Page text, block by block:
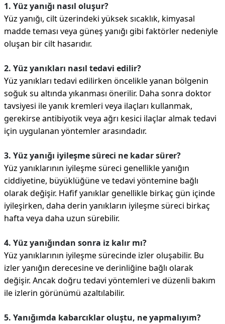
1. Yüz yanığı nasıl oluşur?
Yüz yanığı, cilt üzerindeki yüksek sıcaklık, kimyasal
madde teması veya güneş yanığı gibi faktörler nedeniyle
oluşan bir cilt hasarıdır.
2. Yüz yanıkları nasıl tedavi edilir?
Yüz yanıkları tedavi edilirken öncelikle yanan bölgenin
soğuk su altında yıkanması önerilir. Daha sonra doktor
tavsiyesi ile yanık kremleri veya ilaçları kullanmak,
gerekirse antibiyotik veya ağrı kesici ilaçlar almak tedavi
için uygulanan yöntemler arasındadır.
3. Yüz yanığı iyileşme süreci ne kadar sürer?
Yüz yanıklarının iyileşme süreci genellikle yanığın
ciddiyetine, büyüklüğüne ve tedavi yöntemine bağlı
olarak değişir. Hafif yanıklar genellikle birkaç gün içinde
iyileşirken, daha derin yanıkların iyileşme süreci birkaç
hafta veya daha uzun sürebilir.
4. Yüz yanığından sonra iz kalır mı?
Yüz yanıklarının iyileşme sürecinde izler oluşabilir. Bu
izler yanığın derecesine ve derinliğine bağlı olarak
değişir. Ancak doğru tedavi yöntemleri ve düzenli bakım
ile izlerin görünümü azaltılabilir.
5. Yanığımda kabarcıklar oluştu, ne yapmalıyım?